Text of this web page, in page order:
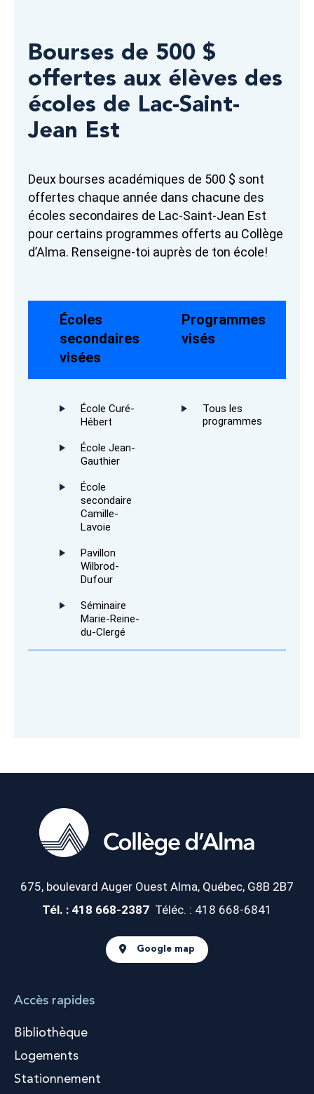
Bourses de 500 $
offertes aux élèves des
écoles de Lac-Saint-
Jean Est
Deux bourses académiques de 500 $ sont
offertes chaque année dans chacune des
écoles secondaires de Lac-Saint-Jean Est
pour certains programmes offerts au Collège
d’Alma. Renseigne-toi auprès de ton école!
Écoles
secondaires
visées
Programmes
visés
École Curé-
Hébert
École Jean-
Gauthier
École
secondaire
Camille-
Lavoie
Pavillon
Wilbrod-
Dufour
Séminaire
Marie-Reine-
du-Clergé
Tous les
programmes
675, boulevard Auger Ouest Alma, Québec, G8B 2B7
Tél. : 418 668-2387 Téléc. : 418 668-6841
Google map
Accès rapides
Bibliothèque
Logements
Stationnement